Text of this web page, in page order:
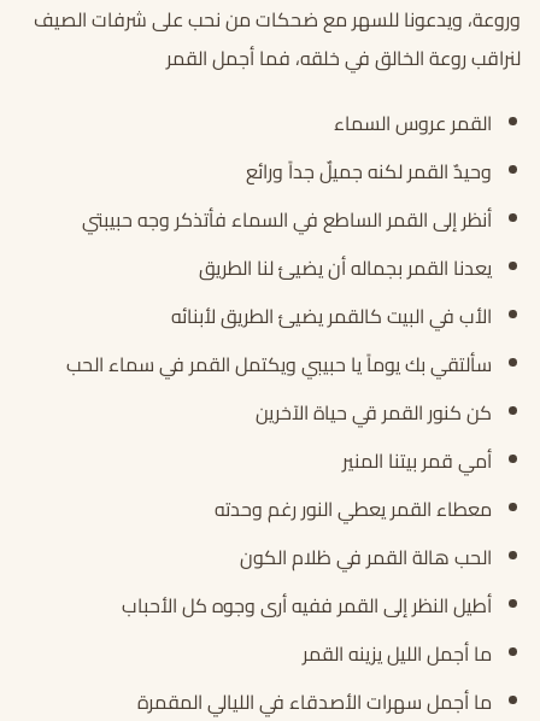
وروعة، ويدعونا للسهر مع ضحكات من نحب على شرفات الصيف
لنراقب روعة الخالق في خلقه، فما أجمل القمر
القمر عروس السماء
وحيدٌ القمر لكنه جميلٌ جداً ورائع
أنظر إلى القمر الساطع في السماء فأتذكر وجه حبيبتي
يعدنا القمر بجماله أن يضيئ لنا الطريق
الأب في البيت كالقمر يضيئ الطريق لأبنائه
سألتقي بك يوماً يا حبيبي ويكتمل القمر في سماء الحب
كن كنور القمر قي حياة الآخرين
أمي قمر بيتنا المنير
معطاء القمر يعطي النور رغم وحدته
الحب هالة القمر في ظلام الكون
أطيل النظر إلى القمر ففيه أرى وجوه كل الأحباب
ما أجمل الليل يزينه القمر
ما أجمل سهرات الأصدقاء في الليالي المقمرة